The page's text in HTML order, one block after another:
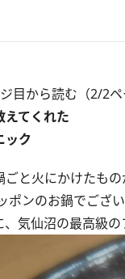
目から読む（2/2ペ
えてくれた
ック
と火にかけたも
ポンのお鍋でござ
気仙沼の最高級の